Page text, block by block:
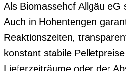
Als Biomassehof Allgäu
Auch in Hohentengen
Reaktionszeiten,
konstant stabile
Lieferzeiträume oder der